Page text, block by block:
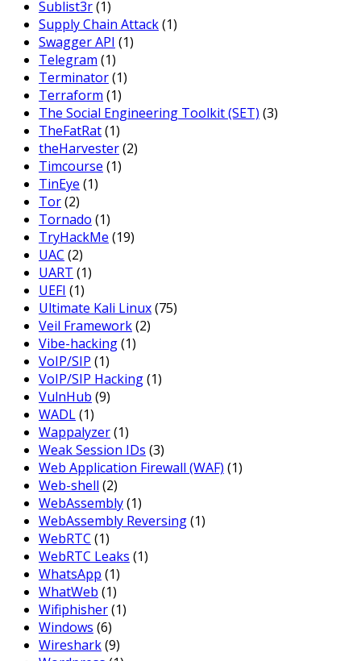
Sublist3r(1)
Supply Chain Attack(1)
Swagger API (1)
Telegram (1)
Terminator(1)
Terraform (1)
The Social Engineering Toolkit (SET) (3)
TheFatRat(1)
theHarvester(2)
Timcourse (1)
TinEye (1)
Tor(2)
Tornado (1)
TryHackMe (19)
UAC (2)
UART (1)
UEFI (1)
Ultimate Kali Linux(75)
Veil Framework(2)
Vibe-hacking(1)
VoIP/SIP (1)
VoIP/SIP Hacking(1)
VulnHub (9)
WADL(1)
Wappalyzer(1)
Weak Session IDs (3)
Web Application Firewall (WAF) (1)
Web-shell (2)
WebAssembly(1)
WebAssembly Reversing(1)
WebRTC (1)
WebRTC Leaks (1)
WhatsApp (1)
WhatWeb (1)
Wifiphisher(1)
Windows (6)
Wireshark(9)